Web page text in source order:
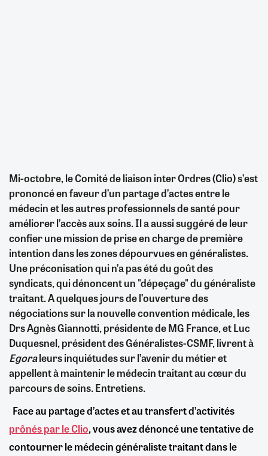
Mi-octobre, le Comité de liaison inter Ordres (Clio) s’est
prononcé en faveur d’un partage d’actes entre le
médecin et les autres professionnels de santé pour
améliorer l’accès aux soins. Il a aussi suggéré de leur
confier une mission de prise en charge de première
intention dans les zones dépourvues en généralistes.
Une préconisation qui n’a pas été du goût des
syndicats, qui dénoncent un "dépeçage" du généraliste
traitant. A quelques jours de l’ouverture des
négociations sur la nouvelle convention médicale, les
Drs Agnès Giannotti, présidente de MG France, et Luc
Duquesnel, président des Généralistes-CSMF, livrent à
Egoraleurs inquiétudes sur l’avenir du métier et
appellent à maintenir le médecin traitant au cœur du
parcours de soins. Entretiens.
Face au partage d’actes et au transfert d’activités
prônés par le Clio, vous avez dénoncé une tentative de
contourner le médecin généraliste traitant dans le